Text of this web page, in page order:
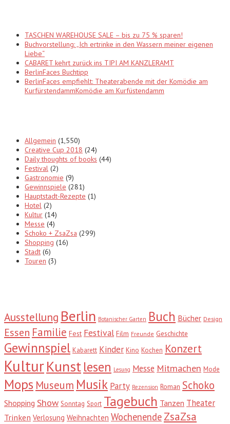
TASCHEN WAREHOUSE SALE – bis zu 75 % sparen!
Buchvorstellung: „Ich ertrinke in den Wassern meiner eigenen
Liebe“
CABARET kehrt zurück ins TIPI AM KANZLERAMT
BerlinFaces Buchtipp
BerlinFaces empfiehlt: Theaterabende mit der Komödie am
KurfürstendammKomödie am Kurfüstendamm
Allgemein (1,550)
Creative Cup 2018 (24)
Daily thoughts of books (44)
Festival (2)
Gastronomie (9)
Gewinnspiele (281)
Hauptstadt-Rezepte (1)
Hotel (2)
Kultur (14)
Messe (4)
Schoko + ZsaZsa (299)
Shopping (16)
Stadt (6)
Touren (3)
Ausstellung Berlin Botanischer Garten Buch Bücher Design
Essen Familie Fest Festival Film Freunde Geschichte
Gewinnspiel Kabarett Kinder Kino Kochen Konzert
KulturKunstlesen Lesung Messe Mitmachen Mode
Mops Museum Musik Party Rezension Roman Schoko
Shopping Show Sonntag Sport Tagebuch Tanzen Theater
Trinken Verlosung Weihnachten Wochenende ZsaZsa